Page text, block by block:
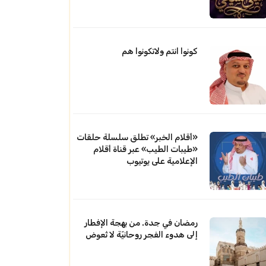
كونوا انتم ولاتكونوا هم
«أقلام الخبر» تطلق سلسلة حلقات
«طيبات الطيب» عبر قناة أقلام
الإعلامية على يوتيوب
رمضان في جدة. من بهجة الإفطار
إلى هدوء الفجر روحانيّة لا تُعوض